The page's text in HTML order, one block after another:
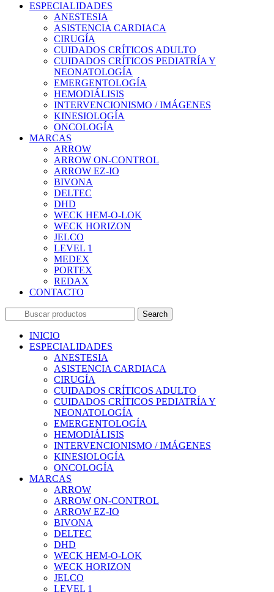
ESPECIALIDADES
ANESTESIA
ASISTENCIA CARDIACA
CIRUGÍA
CUIDADOS CRÍTICOS ADULTO
CUIDADOS CRÍTICOS PEDIATRÍA Y
NEONATOLOGÍA
EMERGENTOLOGÍA
HEMODIÁLISIS
INTERVENCIONISMO / IMÁGENES
KINESIOLOGÍA
ONCOLOGÍA
MARCAS
ARROW
ARROW ON-CONTROL
ARROW EZ-IO
BIVONA
DELTEC
DHD
WECK HEM-O-LOK
WECK HORIZON
JELCO
LEVEL 1
MEDEX
PORTEX
REDAX
CONTACTO
Search
INICIO
ESPECIALIDADES
ANESTESIA
ASISTENCIA CARDIACA
CIRUGÍA
CUIDADOS CRÍTICOS ADULTO
CUIDADOS CRÍTICOS PEDIATRÍA Y
NEONATOLOGÍA
EMERGENTOLOGÍA
HEMODIÁLISIS
INTERVENCIONISMO / IMÁGENES
KINESIOLOGÍA
ONCOLOGÍA
MARCAS
ARROW
ARROW ON-CONTROL
ARROW EZ-IO
BIVONA
DELTEC
DHD
WECK HEM-O-LOK
WECK HORIZON
JELCO
LEVEL 1